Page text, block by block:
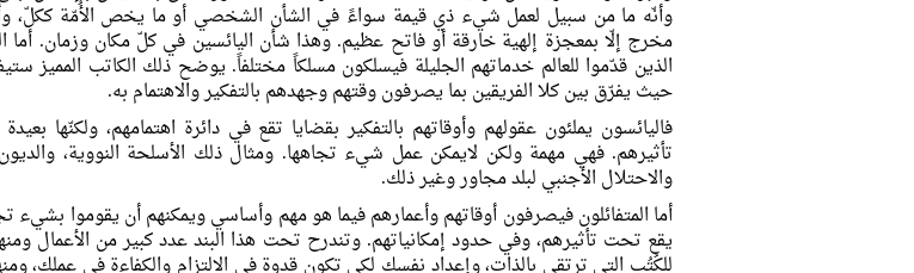
وأنّه ما من سبيل لعمل شيء ذي قيمة سواءً في الشأن الشخصي أو ما يخص الأُمّة ككلّ،
مخرج إلّا بمعجزة إلهية خارقة أو فاتح عظيم. وهذا شأن اليائسين في كلّ مكان وزمان. أما
الذين قدّموا للعالم خدماتهم الجليلة فيسلكون مسلكاً مختلفاً. يوضح ذلك الكاتب المميز
حيث يفرّق بين كلا الفريقين بما يصرفون وقتهم وجهدهم بالتفكير والاهتمام به.
فاليائسون يملئون عقولهم وأوقاتهم بالتفكير بقضايا تقع في دائرة اهتمامهم، ولكنّها
تأثيرهم. فهي مهمة ولكن لايمكن عمل شيء تجاهها. ومثال ذلك الأسلحة النووية، والديون
والاحتلال الأجنبي لبلد مجاور وغير ذلك.
أما المتفائلون فيصرفون أوقاتهم وأعمارهم فيما هو مهم وأساسي ويمكنهم أن يقوموا بشيء
يقع تحت تأثيرهم، وفي حدود إمكانياتهم. وتندرح تحت هذا البند عدد كبير من الأعمال